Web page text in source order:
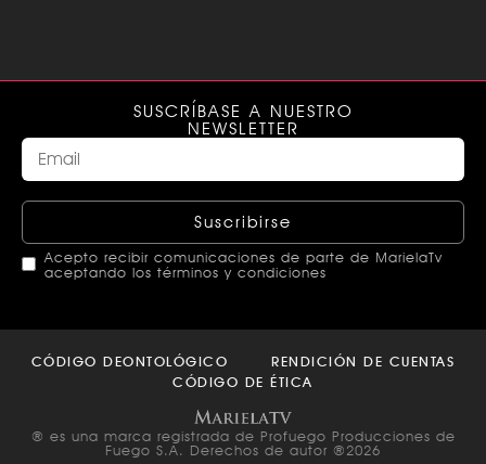
SUSCRÍBASE A NUESTRO
NEWSLETTER
Suscribirse
Acepto recibir comunicaciones de parte de MarielaTv
aceptando los términos y condiciones
should
CÓDIGO DEONTOLÓGICO
RENDICIÓN DE CUENTAS
CÓDIGO DE ÉTICA
® es una marca registrada de Profuego Producciones de
Fuego S.A. Derechos de autor ®2026